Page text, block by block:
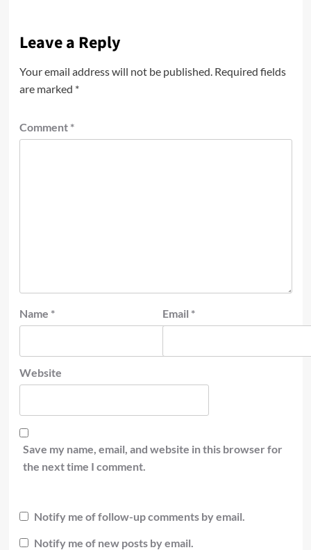
Leave a Reply
Your email address will not be published. Required fields
are marked *
Comment *
Name * Email *
Website
Save my name, email, and website in this browser for
the next time I comment.
Notify me of follow-up comments by email.
Notify me of new posts by email.